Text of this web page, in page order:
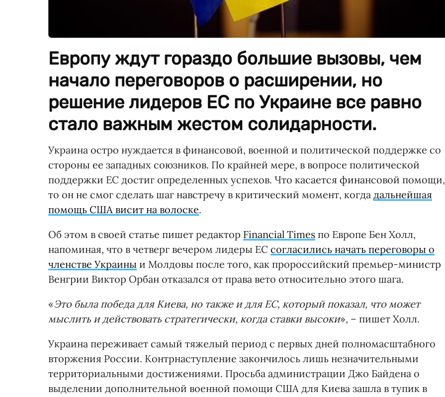
Европу ждут гораздо большие вызовы, чем
начало переговоров о расширении, но
решение лидеров ЕС по Украине все равно
стало важным жестом солидарности.
Украина остро нуждается в финансовой, военной и политической поддержке со
стороны ее западных союзников. По крайней мере, в вопросе политической
поддержки ЕС достиг определенных успехов. Что касается финансовой помощи,
то он не смог сделать шаг навстречу в критический момент, когда дальнейшая
помощь США висит на волоске.
Об этом в своей статье пишет редактор Financial Times по Европе Бен Холл,
напоминая, что в четверг вечером лидеры ЕС согласились начать переговоры о
членстве Украины и Молдовы после того, как пророссийский премьер-министр
Венгрии Виктор Орбан отказался от права вето относительно этого шага.
«Это была победа для Киева, но также и для ЕС, который показал, что может
мыслить и действовать стратегически, когда ставки высоки», – пишет Холл.
Украина переживает самый тяжелый период с первых дней полномасштабного
вторжения России. Контрнаступление закончилось лишь незначительными
территориальными достижениями. Просьба администрации Джо Байдена о
выделении дополнительной военной помощи США для Киева зашла в тупик в